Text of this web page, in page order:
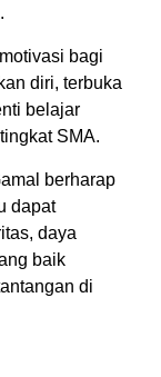
bagi
diri, terbuka
belajar
SMA.
berharap
dapat
daya
baik
di